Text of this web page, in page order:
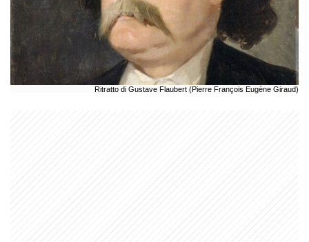
Ritratto di Gustave Flaubert (Pierre François Eugène Giraud)